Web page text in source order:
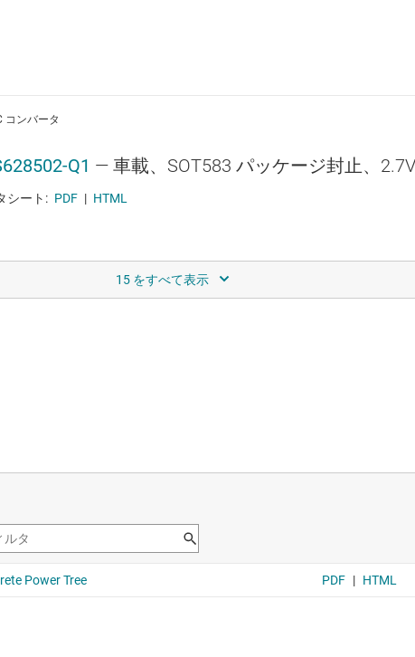
コンバータ
Q1 — 車載、SOT583 パッケージ封止、
シート: PDF | HTML
コンバータ